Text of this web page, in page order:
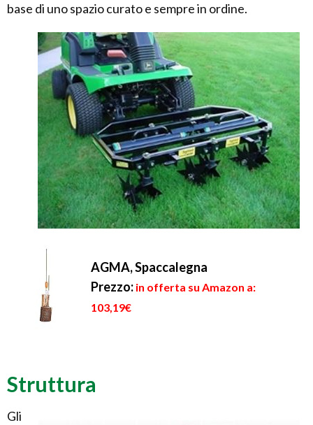
base di uno spazio curato e sempre in ordine.
AGMA, Spaccalegna
Prezzo: in offerta su Amazon a:
103,19€
Struttura
Gli